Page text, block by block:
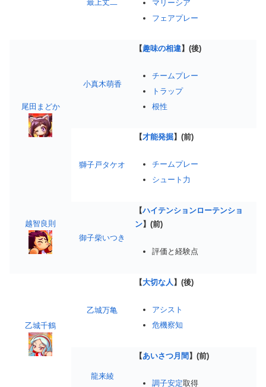
最上丈二
マリーシア
フェアプレー
尾田まどか
小真木萌香
【趣味の相違】(後)
チームプレー
トラップ
根性
獅子戸タケオ
【才能発掘】(前)
チームプレー
シュート力
越智良則
御子柴いつき
【ハイテンションローテンショ
ン】(前)
評価と経験点
乙城千鶴
乙城万亀
【大切な人 】(後)
アシスト
危機察知
龍来綾
【あいさつ月間 】(前)
調子安定取得